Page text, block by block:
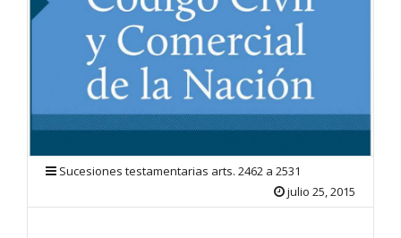
Sucesiones testamentarias arts. 2462 a 2531
julio 25, 2015